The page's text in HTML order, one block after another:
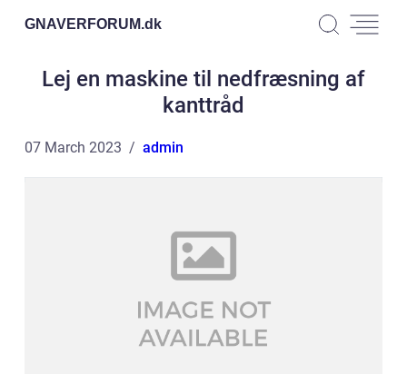
GNAVERFORUM.dk
Lej en maskine til nedfræsning af
kanttråd
07 March 2023 admin